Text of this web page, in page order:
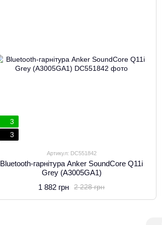
3
3
Артикул: DC551842
Bluetooth-гарнітура Anker SoundCore Q11i
Grey (A3005GA1)
2 228 грн
1 882 грн